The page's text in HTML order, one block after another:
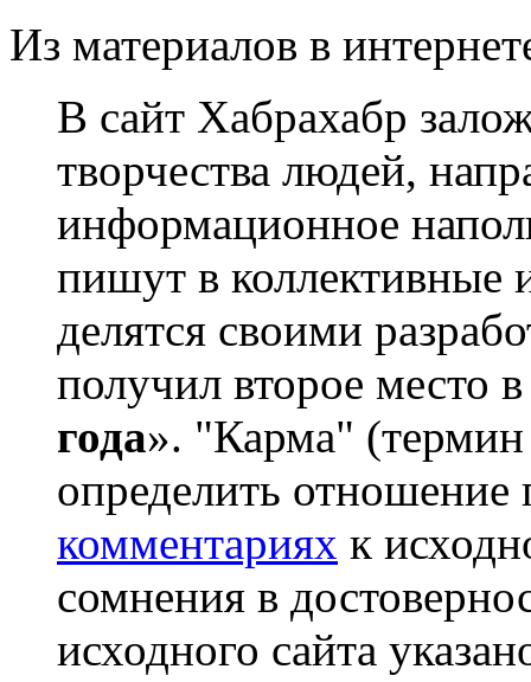
Из материалов в
В сайт Хабрахабр
творчества людей,
информационное
пишут в коллективные
делятся своими
получил второе место
года». "Карма" (термин
определить отношение
комментариях к
сомнения в
исходного сайта